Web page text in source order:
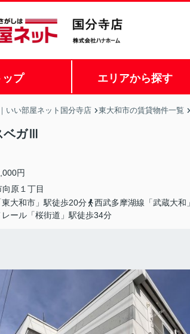
ップ エリアから探す
いい部屋ネット国分寺店 東大和市の賃貸物件一覧
ベガⅢ
円
向原 １丁目
大和市」駅徒歩20分
西武多摩湖線「武蔵大和
ール「桜街道」駅徒歩34分